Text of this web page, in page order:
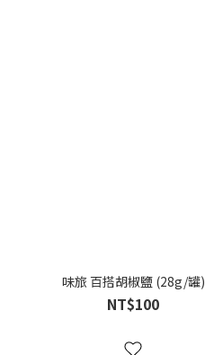
味旅 百搭胡椒鹽 (28g/罐)
NT$100